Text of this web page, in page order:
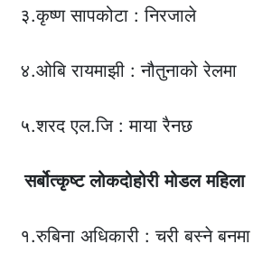
३.कृष्ण सापकोटा : निरजाले
४.ओबि रायमाझी : नौतुनाको रेलमा
५.शरद एल.जि : माया रैनछ
सर्बोत्कृष्ट लोकदोहोरी मोडल महिला
१.रुबिना अधिकारी : चरी बस्ने बनमा